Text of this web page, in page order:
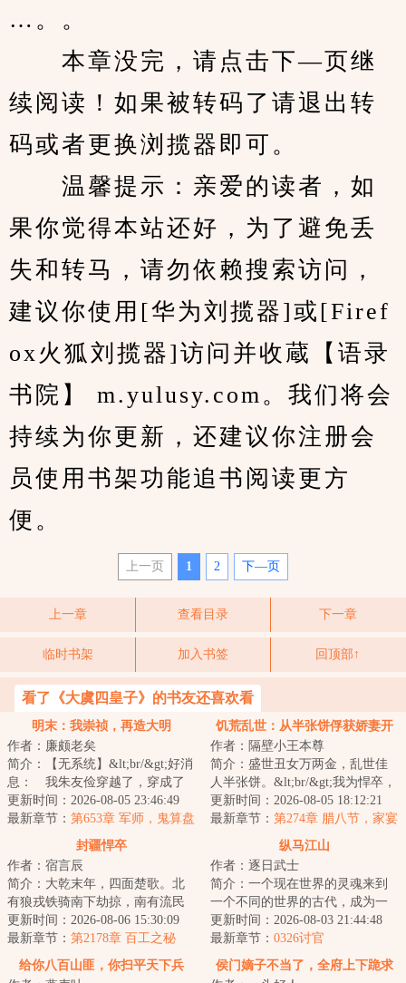
…。。
本章没完，请点击下—页继
续阅读！如果被转码了请退出转
码或者更换浏揽器即可。
温馨提示：亲爱的读者，如
果你觉得本站还好，为了避免丢
失和转马，请勿依赖搜索访问，
建议你使用[华为刘揽器]或[Firef
ox火狐刘揽器]访问并收蔵【语录
书院】 m.yulusy.com。我们将会
持续为你更新，还建议你注册会
员使用书架功能追书阅读更方
便。
上一页 1 2 下—页
上一章 查看目录 下一章
临时书架 加入书签 回顶部↑
看了《大虞四皇子》的书友还喜欢看
明末：我崇祯，再造大明
作者：廉颇老矣
简介：【无系统】&lt;br/&gt;好消
息： 我朱友俭穿越了，穿成了
大明崇祯帝朱由检。&lt;br/&gt;坏
消息：今...
更新时间：2026-08-05 23:46:49
最新章节： 第653章 军师，鬼算盘
饥荒乱世：从半张饼俘获娇妻开
始
作者：隔壁小王本尊
简介：盛世丑女万两金，乱世佳
人半张饼。&lt;br/&gt;我为悍卒，
逆袭天下！...
更新时间：2026-08-05 18:12:21
最新章节： 第274章 腊八节，家宴
封疆悍卒
作者：宿言辰
简介：大乾末年，四面楚歌。北
有狼戎铁骑南下劫掠，南有流民
四起匪盗横行。朝廷腐败，宗王
打压朝臣，谋图...
更新时间：2026-08-06 15:30:09
最新章节： 第2178章 百工之秘
纵马江山
作者：逐日武士
简介：一个现在世界的灵魂来到
一个不同的世界的古代，成为一
个被寄养在寺庙的小王子。当他
向平安度过此生...
更新时间：2026-08-03 21:44:48
最新章节： 0326讨官
给你八百山匪，你扫平天下兵
侯门嫡子不当了，全府上下跪求